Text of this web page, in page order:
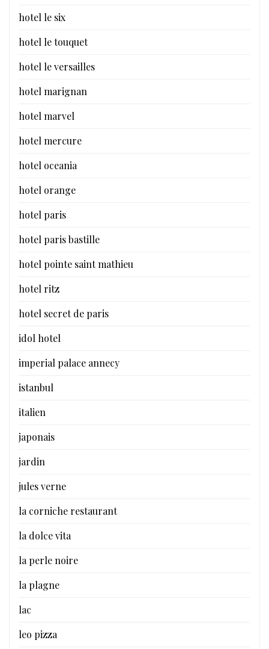
hotel le six
hotel le touquet
hotel le versailles
hotel marignan
hotel marvel
hotel mercure
hotel oceania
hotel orange
hotel paris
hotel paris bastille
hotel pointe saint mathieu
hotel ritz
hotel secret de paris
idol hotel
imperial palace annecy
istanbul
italien
japonais
jardin
jules verne
la corniche restaurant
la dolce vita
la perle noire
la plagne
lac
leo pizza